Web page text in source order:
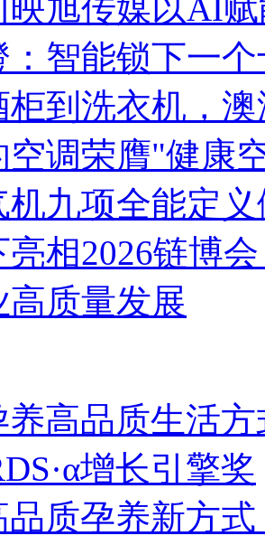
映旭传媒以AI
：智能锁下一
柜到洗衣机，
空调荣膺"健康
机九项全能定
亮相2026链博
高质量发展
高品质生活
增长引擎奖
质孕养新方